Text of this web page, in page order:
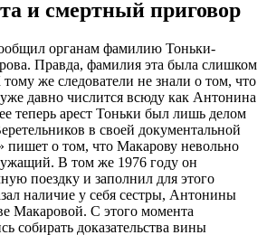
и смертный приговор
органам фамилию Тоньки-
Правда, фамилия эта была слишком
же следователи не знали о том, что
давно числится всюду как Антонина
теперь арест Тоньки был лишь делом
в своей документальной
пишет о том, что Макарову невольно
В том же 1976 году он
поездку и заполнил для этого
наличие у себя сестры, Антонины
Макаровой. С этого момента
собирать доказательства вины